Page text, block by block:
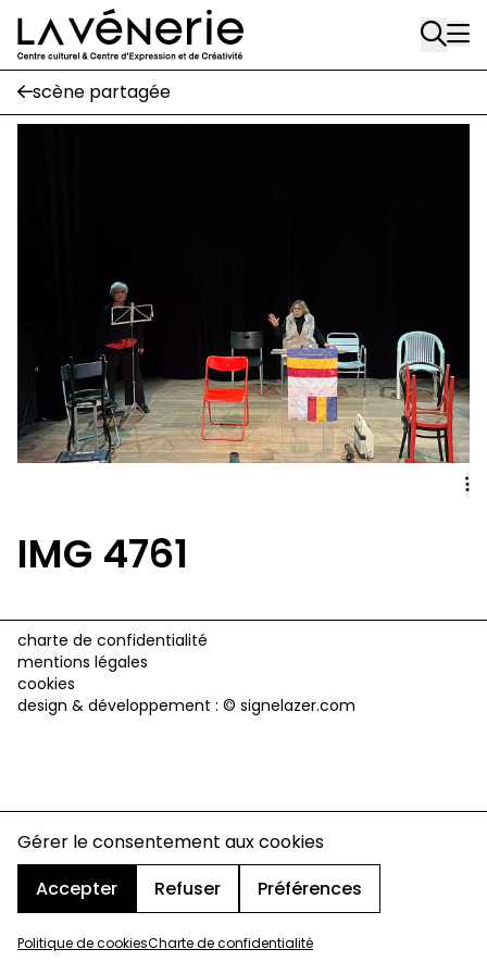
Gérer le consentement aux cookies
Accepter
Refuser Préférences
Politique de cookiesCharte de confidentialité
Aller au contenu principal
Rue Gratès, 3
1170 Watermael-Boitsfort
02 663 85 50
suivez-nous
Journal Vénerie
- version papier
Newsletter
A
scène partagée
IMG 4761
charte de confidentialité
mentions légales
cookies
design & développement : © signelazer.com